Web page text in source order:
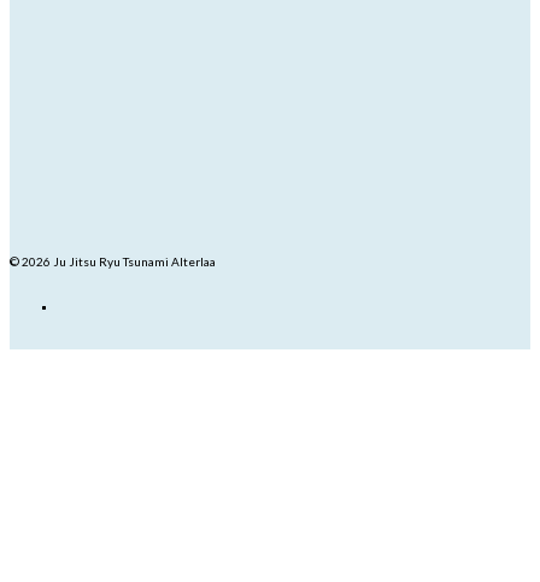
© 2026 Ju Jitsu Ryu Tsunami Alterlaa